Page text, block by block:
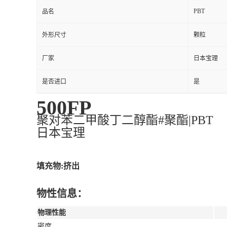
品名 PBT
外形尺寸 颗粒
厂家 日本宝理
是否进口 是
500FP
聚对苯二甲酸丁二醇酯#聚酯|PBT
日本宝理
填充物:挤出
物性信息：
物理性能